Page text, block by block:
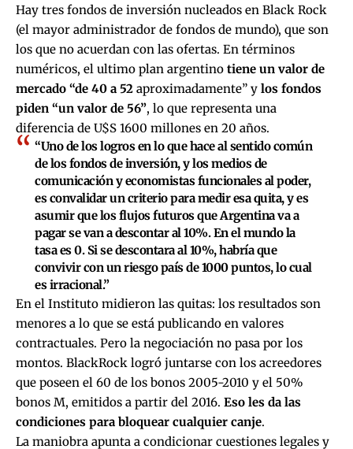
Hay tres fondos de inversión nucleados en Black Rock
(el mayor administrador de fondos de mundo), que son
los que no acuerdan con las ofertas. En términos
numéricos, el ultimo plan argentino tiene un valor de
mercado “de 40 a 52 aproximadamente” y los fondos
piden “un valor de 56”, lo que representa una
diferencia de U$S 1600 millones en 20 años.
“Uno de los logros en lo que hace al sentido común
de los fondos de inversión, y los medios de
comunicación y economistas funcionales al poder,
es convalidar un criterio para medir esa quita, y es
asumir que los flujos futuros que Argentina va a
pagar se van a descontar al 10%. En el mundo la
tasa es 0. Si se descontara al 10%, habría que
convivir con un riesgo país de 1000 puntos, lo cual
es irracional.”
En el Instituto midieron las quitas: los resultados son
menores a lo que se está publicando en valores
contractuales. Pero la negociación no pasa por los
montos. BlackRock logró juntarse con los acreedores
que poseen el 60 de los bonos 2005-2010 y el 50%
bonos M, emitidos a partir del 2016. Eso les da las
condiciones para bloquear cualquier canje.
La maniobra apunta a condicionar cuestiones legales y